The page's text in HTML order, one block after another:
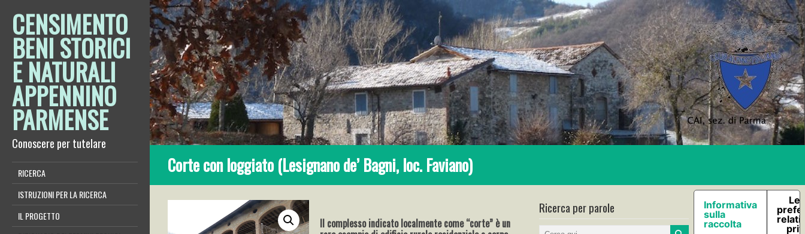
CENSIMENTO
BENI STORICI
E NATURALI
APPENNINO
PARMENSE
Conoscere per tutelare
RICERCA
ISTRUZIONI PER LA RICERCA
IL PROGETTO
Corte con loggiato (Lesignano de’ Bagni, loc. Faviano)
Il complesso indicato localmente come “corte” è un
Ricerca per parole
Informativa
sulla
raccolta
Le